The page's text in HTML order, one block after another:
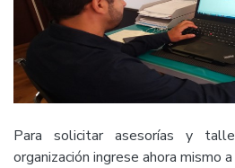
Para solicitar asesorías y
organización ingrese ahora mismo